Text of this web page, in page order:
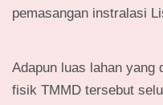
pemasangan instralasi
Adapun luas lahan yang
fisik TMMD tersebut